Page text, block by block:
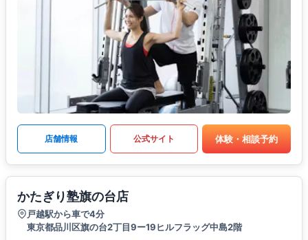
店舗情報 公式サイト 体験・相談予約
かたぎり塾旗の台店
戸越駅から車で4分
東京都品川区旗の台2丁目9ー19ヒルフラッグ中島2階